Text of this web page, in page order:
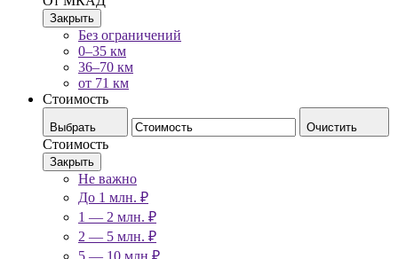
Закрыть
Без ограничений
0–35 км
36–70 км
от 71 км
Стоимость
Выбрать Очистить
Стоимость
Закрыть
Не важно
До 1 млн. ₽
1 — 2 млн. ₽
2 — 5 млн. ₽
5 — 10 млн ₽